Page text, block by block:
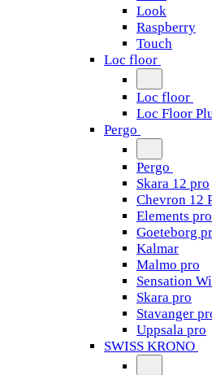
Look
Raspberry
Touch
Loc floor
Loc floor
Loc Floor
Pergo
Pergo
Skara 12 pro
Chevron 12
Elements pro
Goeteborg
Kalmar
Malmo pro
Sensation
Skara pro
Stavanger
Uppsala pro
SWISS KRONO